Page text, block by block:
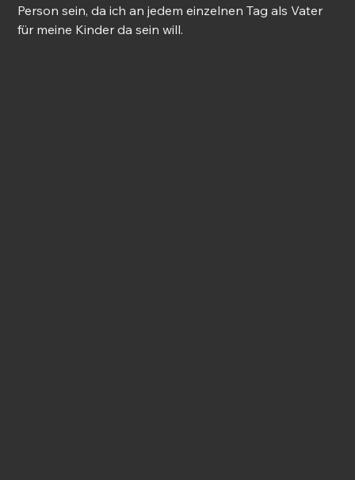
Person sein, da ich an jedem einzelnen Tag als Vater
für meine Kinder da sein will.